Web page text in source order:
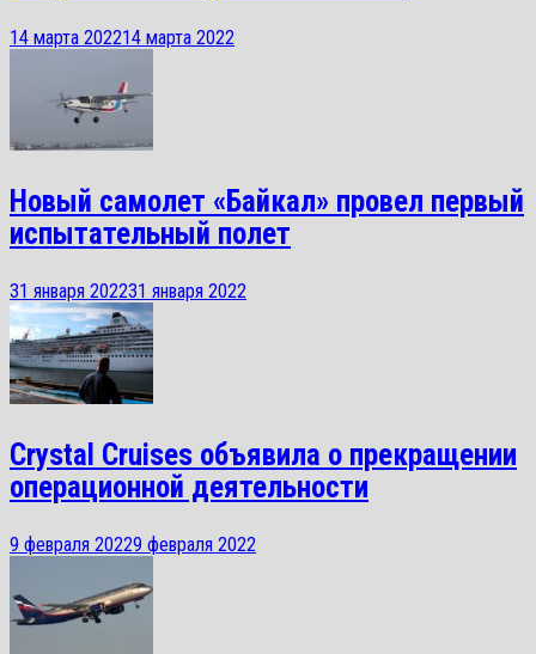
14 марта 202214 марта 2022
Новый самолет «Байкал» провел первый
испытательный полет
31 января 202231 января 2022
Crystal Cruises объявила о прекращении
операционной деятельности
9 февраля 20229 февраля 2022